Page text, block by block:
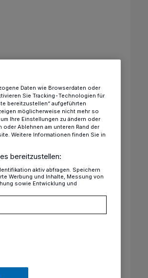
und
Daten wie Browserdaten oder
Sie Tracking-Technologien für
bereitzustellen“ aufgeführten
möglicherweise nicht mehr so
Ihre Einstellungen zu ändern oder
Ablehnen am unteren Rand der
Weitere Informationen finden Sie in
bereitzustellen:
aktiv abfragen. Speichern
Werbung und Inhalte, Messung von
sowie Entwicklung und